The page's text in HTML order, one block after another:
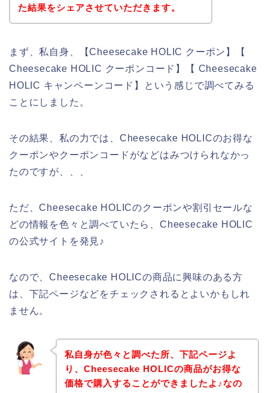
た結果をシェアさせていただきます。
まず、私自身、【Cheesecake HOLIC クーポン】【
Cheesecake HOLIC クーポンコード】【 Cheesecake
HOLIC キャンペーンコード】という感じで調べてみる
ことにしました。
その結果、私の力では、Cheesecake HOLICのお得な
クーポンやクーポンコードがなどはみつけられなかっ
たのですが、、、
ただ、Cheesecake HOLICのクーポンや割引セールな
どの情報を色々と調べていたら、Cheesecake HOLIC
の公式サイトを発見♪
なので、Cheesecake HOLICの商品に興味のある方
は、下記ページなどをチェックされるとよいかもしれ
ません。
私自身が色々と調べた所、下記ページよ
り、Cheesecake HOLICの商品がお得な
価格で購入することができましたよ♪なの